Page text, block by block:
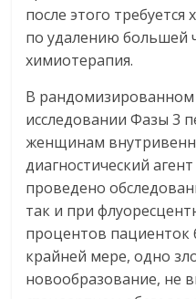
после этого требуется
по удалению большей
химиотерапия.
В
исследовании Фазы 3
женщинам
диагностический
проведено
так и при
процентов пациенток
крайней мере, одно
новообразование, не